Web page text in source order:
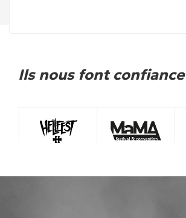
Ils nous font confiance